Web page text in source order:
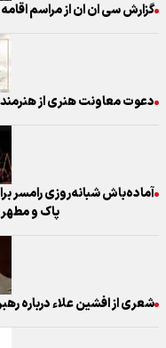
گزارش سی ان ان از مراسم اقامه
دعوت معاونت هنری از
آماده‌باش شبانه‌روزی رامسر
پاک و مطهر
شعری از افشین علاء درباره